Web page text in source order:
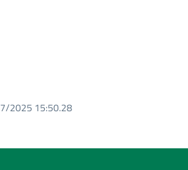
2025 15:50.28